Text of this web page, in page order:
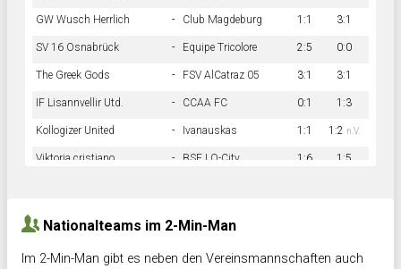
GW Wusch Herrlich - Club Magdeburg 1:1 3:1
SV 16 Osnabrück - Equipe Tricolore 2:5 0:0
The Greek Gods - FSV AlCatraz 05 3:1 3:1
IF Lisannvellir Utd. - CCAA FC 0:1 1:3
Kollogizer United - Ivanauskas 1:1 1:2 n.V.
Viktoria cristiano - BSF LO-City 1:6 1:5
Nationalteams im 2-Min-Man
Im 2-Min-Man gibt es neben den Vereinsmannschaften auch